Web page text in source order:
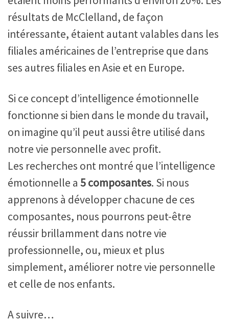
résultats de McClelland, de façon
intéressante, étaient autant valables dans les
filiales américaines de l’entreprise que dans
ses autres filiales en Asie et en Europe.
Si ce concept d’intelligence émotionnelle
fonctionne si bien dans le monde du travail,
on imagine qu’il peut aussi être utilisé dans
notre vie personnelle avec profit.
Les recherches ont montré que l’intelligence
émotionnelle a 5 composantes. Si nous
apprenons à développer chacune de ces
composantes, nous pourrons peut-être
réussir brillamment dans notre vie
professionnelle, ou, mieux et plus
simplement, améliorer notre vie personnelle
et celle de nos enfants.
A suivre…